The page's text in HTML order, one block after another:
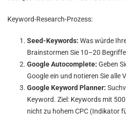
Keyword-Research-Prozess:
Seed-Keywords: Was würde
Brainstormen Sie 10–20
Google Autocomplete: Geben
Google ein und notieren Sie alle
Google Keyword Planner:
Keyword. Ziel: Keywords mit
nicht zu hohem CPC (Indikator